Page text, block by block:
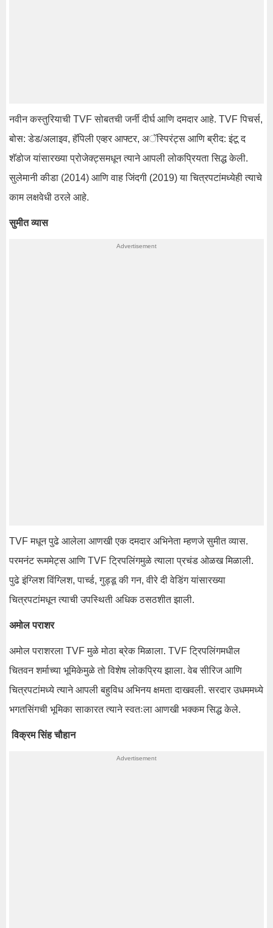
नवीन कस्तुरियाची TVF सोबतची जर्नी दीर्घ आणि दमदार आहे. TVF पिचर्स,
बोस: डेड/अलाइव, हॅपिली एव्हर आफ्टर, अॅस्पिरंट्स आणि ब्रीद: इंटू द
शॅडोज यांसारख्या प्रोजेक्ट्समधून त्याने आपली लोकप्रियता सिद्ध केली.
सुलेमानी कीडा (2014) आणि वाह जिंदगी (2019) या चित्रपटांमध्येही त्याचे
काम लक्षवेधी ठरले आहे.
सुमीत व्यास
TVF मधून पुढे आलेला आणखी एक दमदार अभिनेता म्हणजे सुमीत व्यास.
परमनंट रूममेट्स आणि TVF ट्रिपलिंगमुळे त्याला प्रचंड ओळख मिळाली.
पुढे इंग्लिश विंग्लिश, पार्च्ड, गुड्डू की गन, वीरे दी वेडिंग यांसारख्या
चित्रपटांमधून त्याची उपस्थिती अधिक ठसठशीत झाली.
अमोल पराशर
अमोल पराशरला TVF मुळे मोठा ब्रेक मिळाला. TVF ट्रिपलिंगमधील
चितवन शर्माच्या भूमिकेमुळे तो विशेष लोकप्रिय झाला. वेब सीरिज आणि
चित्रपटांमध्ये त्याने आपली बहुविध अभिनय क्षमता दाखवली. सरदार उधममध्ये
भगतसिंगची भूमिका साकारत त्याने स्वतःला आणखी भक्कम सिद्ध केले.
विक्रम सिंह चौहान